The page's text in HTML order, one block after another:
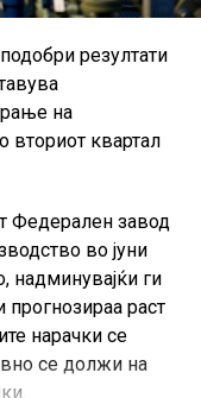
резултати
на
вториот квартал
Федерален завод
во јуни
надминувајќи ги
прогнозираа раст
нарачки се
се должи на